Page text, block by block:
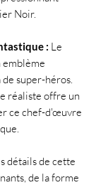
Noir.
: Le
emblème
super-héros.
réaliste offre un
ce chef-d'œuvre
détails de cette
de la forme